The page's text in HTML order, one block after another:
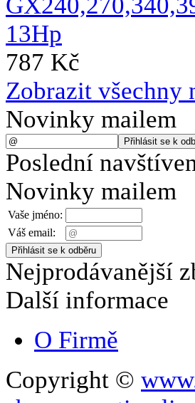
787 Kč
Zobrazit všechny
Novinky mailem
Poslední
Novinky mailem
Vaše jméno:
Váš email:
Nejprodávanější
Další informace
O Firmě
Copyright ©